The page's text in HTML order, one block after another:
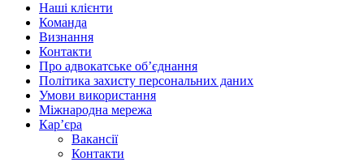
Наші клієнти
Команда
Визнання
Контакти
Про адвокатське об’єднання
Політика захисту персональних даних
Умови використання
Міжнародна мережа
Кар’єра
Вакансії
Контакти